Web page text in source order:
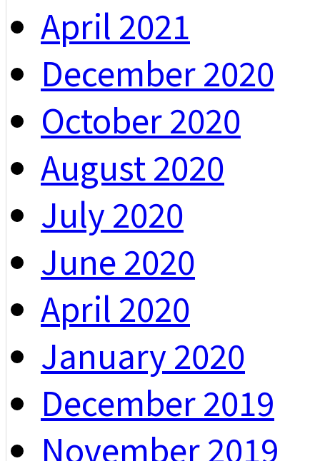
April 2021
December 2020
October 2020
August 2020
July 2020
June 2020
April 2020
January 2020
December 2019
November 2019